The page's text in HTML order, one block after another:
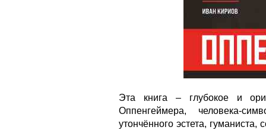
Эта книга – глубокое и
Оппенгеймера, человека-
утончённого эстета,